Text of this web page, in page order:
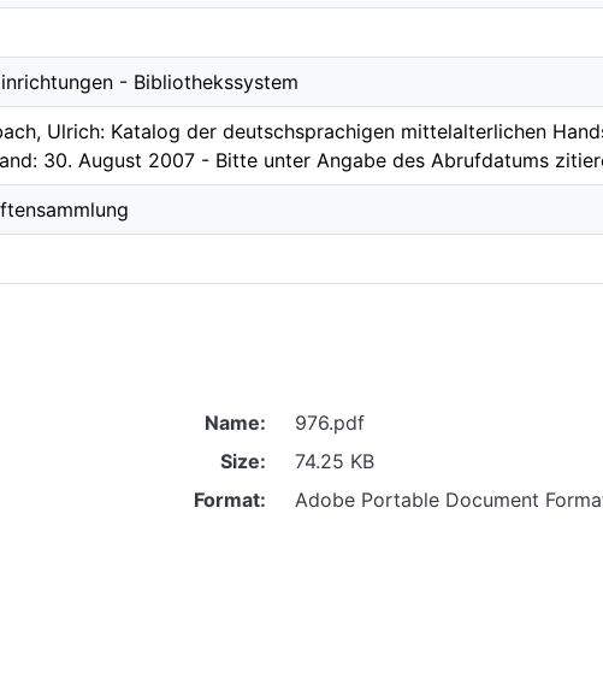
- Bibliothekssystem
Ulrich: Katalog der deutschsprachigen mittelalterlichen
30. August 2007 - Bitte unter Angabe des Abrufdatums
Name:
976.pdf
Size:
74.25 KB
Format:
Adobe Portable Document